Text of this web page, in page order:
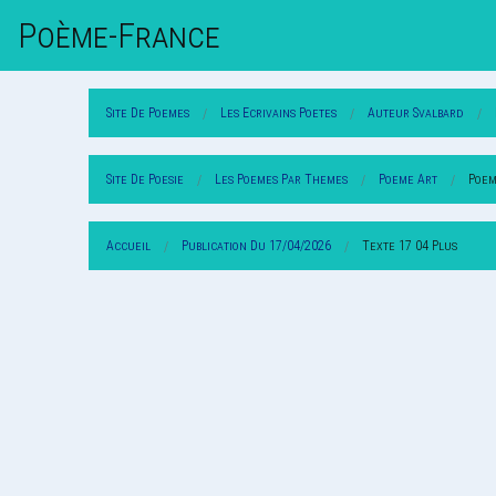
Poème-FrAnce
Site De Poemes Les Ecrivains Poetes Auteur Svalbard
Site De Poesie Les Poemes Par Themes Poeme Art
Accueil Publication Du 17/04/2026 Texte 17 04 Plus